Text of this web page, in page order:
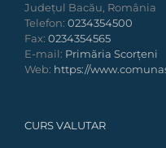
Județul Bacău, România
Telefon: 0234354500
Fax: 0234354565
E-mail: Primăria Scorțeni
Web: https://
CURS VALUTAR